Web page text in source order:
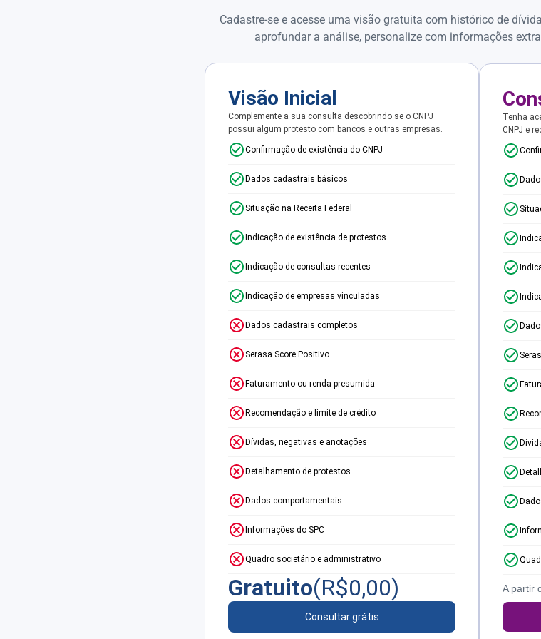
Cadastre-se e acesse uma visão gratuita com histórico de
aprofundar a análise, personalize com informações
Visão Inicial
Complemente a sua consulta descobrindo se o CNPJ
possui algum protesto com bancos e outras empresas.
Confirmação de existência do CNPJ
Dados cadastrais básicos
Situação na Receita Federal
Indicação de existência de protestos
Indicação de consultas recentes
Indicação de empresas vinculadas
Dados cadastrais completos
Serasa Score Positivo
Faturamento ou renda presumida
Recomendação e limite de crédito
Dívidas, negativas e anotações
Detalhamento de protestos
Dados comportamentais
Informações do SPC
Quadro societário e administrativo
Gratuito(R$0,00)
Consultar grátis
Tenha
CNPJ e
A partir